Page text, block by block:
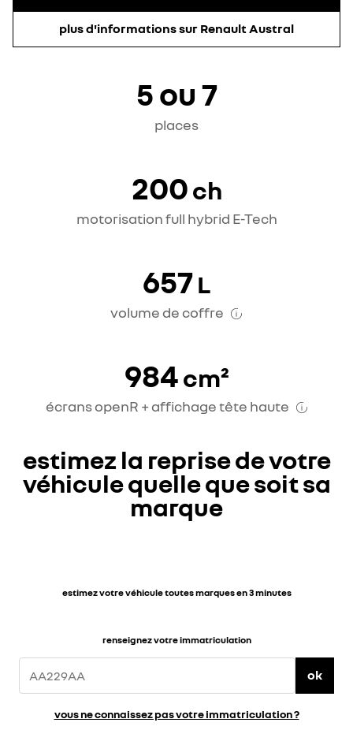
plus d'informations sur Renault Austral
5 ou 7
places
200ch
motorisation full hybrid E-Tech
657L
volume de coffre
984cm²
écrans openR + affichage tête haute
estimez la reprise de votre
véhicule quelle que soit sa
marque
estimez votre véhicule toutes marques en 3 minutes
renseignez votre immatriculation
ok
vous ne connaissez pas votre immatriculation ?